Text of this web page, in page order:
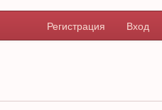
Регистрация Вход